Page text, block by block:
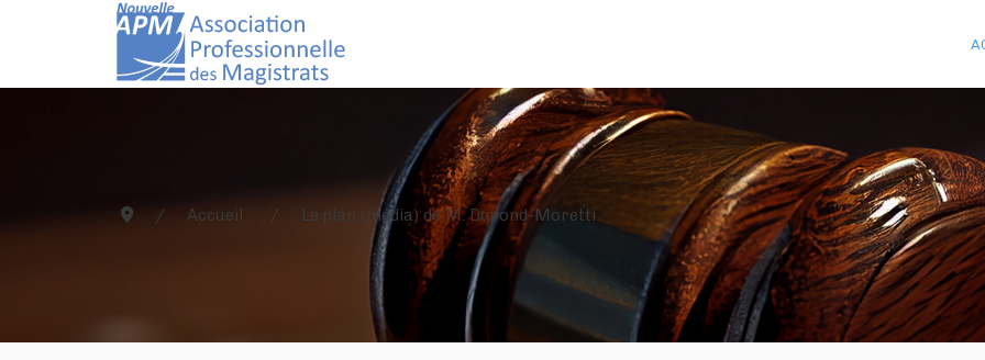
Accueil Le plan (média) de M. Dupond-Moretti